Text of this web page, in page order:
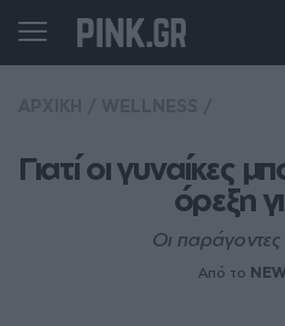
Γιατί οι γυναίκες
όρεξη
Οι παράγοντες
Από το